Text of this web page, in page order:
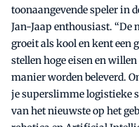
toonaangevende speler in
Jan-Jaap enthousiast.
groeit als kool en kent een
stellen hoge eisen en
manier worden beleverd.
je superslimme logistieke
van het nieuwste op het